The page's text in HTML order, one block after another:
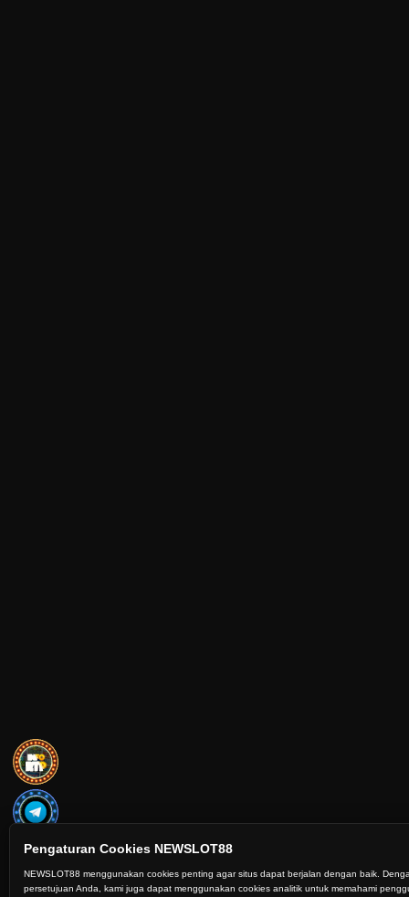
Pengaturan Cookies NEWSLOT88
NEWSLOT88 menggunakan cookies penting agar situs dapat berjalan dengan baik.
persetujuan Anda, kami juga dapat menggunakan cookies analitik untuk memahami